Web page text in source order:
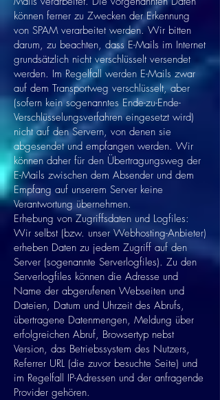
können ferner zu Zwecken der Erkennung
von SPAM verarbeitet werden. Wir bitten
darum, zu beachten, dass E-Mails im Internet
grundsätzlich nicht verschlüsselt versendet
werden. Im Regelfall werden E-Mails zwar
auf dem Transportweg verschlüsselt, aber
(sofern kein sogenanntes Ende-zu-Ende-
Verschlüsselungsverfahren eingesetzt wird)
nicht auf den Servern, von denen sie
abgesendet und empfangen werden. Wir
können daher für den Übertragungsweg der
E-Mails zwischen dem Absender und dem
Empfang auf unserem Server keine
Verantwortung übernehmen.
Erhebung von Zugriffsdaten und Logfiles:
Wir selbst (bzw. unser Webhosting-Anbieter)
erheben Daten zu jedem Zugriff auf den
Server (sogenannte Serverlogfiles). Zu den
Serverlogfiles können die Adresse und
Name der abgerufenen Webseiten und
Dateien, Datum und Uhrzeit des Abrufs,
übertragene Datenmengen, Meldung über
erfolgreichen Abruf, Browsertyp nebst
Version, das Betriebssystem des Nutzers,
Referrer URL (die zuvor besuchte Seite) und
im Regelfall IP-Adressen und der anfragende
Provider gehören.